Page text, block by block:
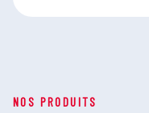
NOS PRODUITS